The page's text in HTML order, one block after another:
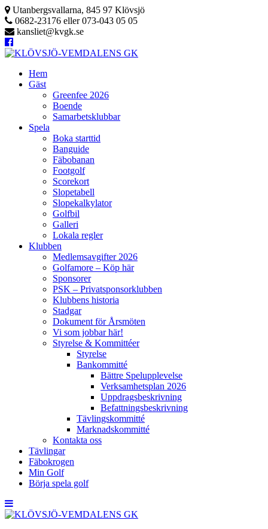
Hoppa
till
innehåll
Utanbergsvallarna, 845 97 Klövsjö
0682-23176 eller 073-043 05 05
kansliet@kvgk.se
Hem
Gäst
Greenfee 2026
Boende
Samarbetsklubbar
Spela
Boka starttid
Banguide
Fäbobanan
Footgolf
Scorekort
Slopetabell
Slopekalkylator
Golfbil
Galleri
Lokala regler
Klubben
Medlemsavgifter 2026
Golfamore – Köp här
Sponsorer
PSK – Privatsponsorklubben
Klubbens historia
Stadgar
Dokument för Årsmöten
Vi som jobbar här!
Styrelse & Kommittéer
Styrelse
Bankommitté
Bättre Spelupplevelse
Verksamhetsplan 2026
Uppdragsbeskrivning
Befattningsbeskrivning
Tävlingskommitté
Marknadskommitté
Kontakta oss
Tävlingar
Fäbokrogen
Min Golf
Börja spela golf